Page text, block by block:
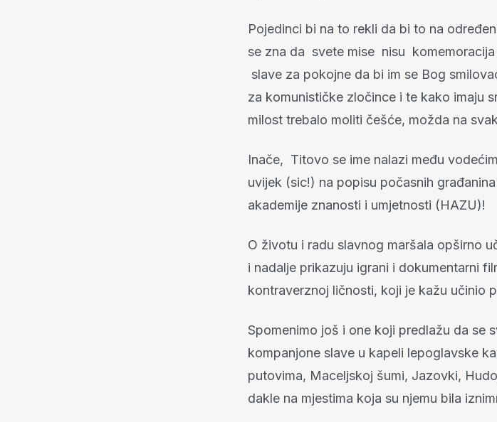
Pojedinci bi na to rekli da bi to na
se zna da svete mise nisu
slave za pokojne da bi im se Bog
za komunističke zločince i te kako imaju
milost trebalo moliti češće, možda na
Inače, Titovo se ime nalazi među
uvijek (sic!) na popisu počasnih
akademije znanosti i umjetnosti (HAZU)!
O životu i radu slavnog maršala opširno
i nadalje prikazuju igrani i dokumentarni
kontraverznoj ličnosti, koji je kažu učinio
Spomenimo još i one koji predlažu da se
kompanjone slave u kapeli lepoglavske
putovima, Maceljskoj šumi, Jazovki,
dakle na mjestima koja su njemu bila